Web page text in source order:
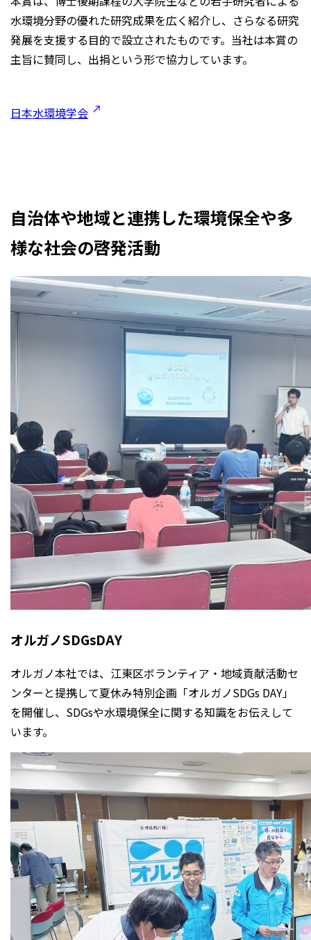
水環境分野の優れた研究成果を広く紹介し、さらなる研究
発展を支援する目的で設立されたものです。当社は本賞の
主旨に賛同し、出捐という形で協力しています。
日本水環境学会
自治体や地域と連携した環境保全や多
様な社会の啓発活動
オルガノSDGsDAY
オルガノ本社では、江東区ボランティア・地域貢献活動セ
ンターと提携して夏休み特別企画「オルガノSDGs DAY」
を開催し、SDGsや水環境保全に関する知識をお伝えして
います。